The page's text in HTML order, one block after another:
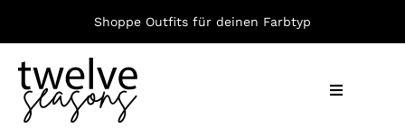
springen
Shoppe Outfits für deinen Farbtyp
Toggle